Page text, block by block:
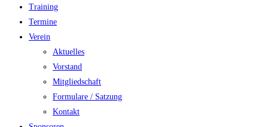
Training
Termine
Verein
Aktuelles
Vorstand
Mitgliedschaft
Formulare / Satzung
Kontakt